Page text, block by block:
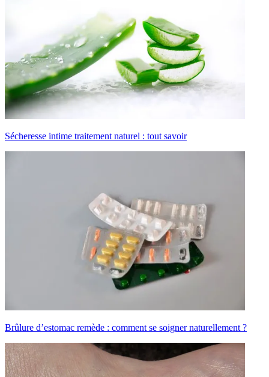
Sécheresse intime traitement naturel : tout savoir
Brûlure d’estomac remède : comment se soigner naturellement ?